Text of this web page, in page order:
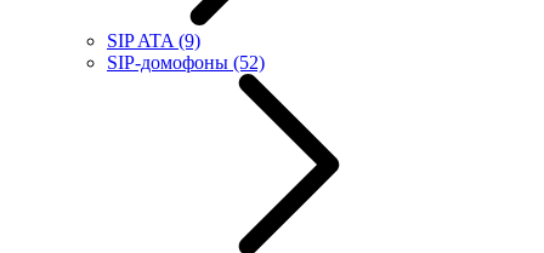
SIP ATA (9)
SIP-домофоны (52)